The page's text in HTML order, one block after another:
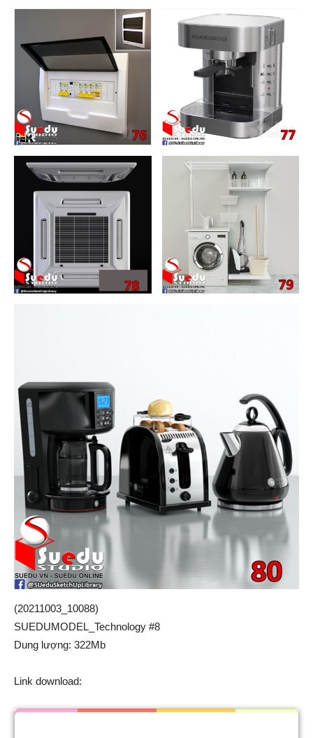
(20211003_10088)
SUEDUMODEL_Technology #8
Dung lượng: 322Mb
Link download: